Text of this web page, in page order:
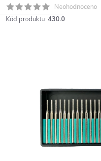
Neohodnoceno
Kód produktu: 430.0